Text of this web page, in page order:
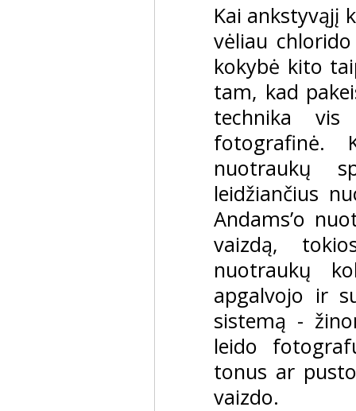
Kai ankstyvąjį
vėliau
kokybė kito
tam, kad
technika
fotografinė.
nuotraukų
leidžiančius
Andams’o
vaizdą,
nuotraukų
apgalvojo ir
sistemą -
leido
tonus ar
vaizdo.